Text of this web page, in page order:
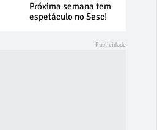
Próxima semana tem
espetáculo no Sesc!